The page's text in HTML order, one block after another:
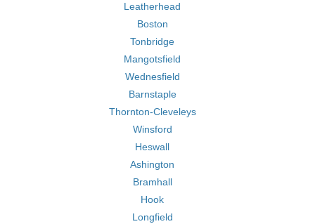
Leatherhead
Boston
Tonbridge
Mangotsfield
Wednesfield
Barnstaple
Thornton-Cleveleys
Winsford
Heswall
Ashington
Bramhall
Hook
Longfield